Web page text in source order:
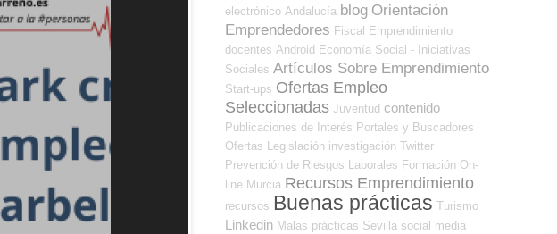
electrónico Andalucía blog Orientación
Emprendedores Fiscal
Emprendimiento
docentes Android Economía Social - Iniciativas
Sociales Artículos Sobre Emprendimiento
Start-ups Ofertas Empleo
Seleccionadas Juventud contenido
Publicaciones de Interés Portales y Buscadores
Ofertas
Legislación investigación Twitter
Prevención de Riesgos Laborales Formación On-
line Murcia Recursos Emprendimiento
recursos Buenas prácticas Turismo
Linkedin Malas prácticas Sevilla social media